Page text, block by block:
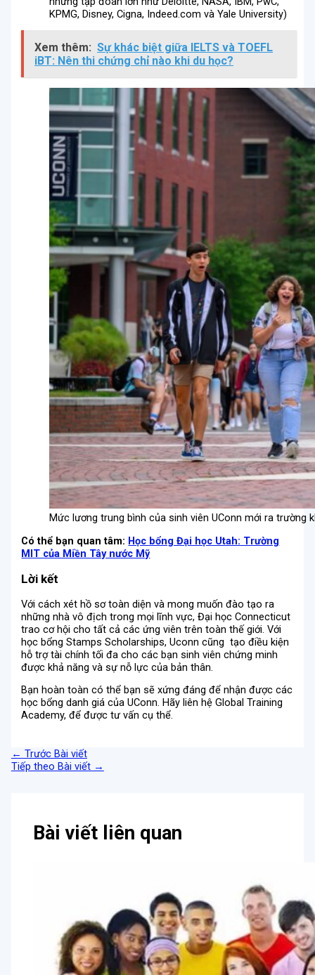
KPMG, Disney, Cigna, Indeed.com và Yale University)
Xem thêm: Sự khác biệt giữa IELTS và TOEFL
iBT: Nên thi chứng chỉ nào khi du học?
Mức lương trung bình của sinh viên UConn mới ra trường
Có thể bạn quan tâm: Học bổng Đại học Utah: Trường
MIT của Miền Tây nước Mỹ
Lời kết
Với cách xét hồ sơ toàn diện và mong muốn đào tạo ra
những nhà vô địch trong mọi lĩnh vực, Đại học Connecticut
trao cơ hội cho tất cả các ứng viên trên toàn thế giới. Với
học bổng Stamps Scholarships, Uconn cũng tạo điều kiện
hỗ trợ tài chính tối đa cho các bạn sinh viên chứng minh
được khả năng và sự nỗ lực của bản thân.
Bạn hoàn toàn có thể bạn sẽ xứng đáng để nhận được các
học bổng danh giá của UConn. Hãy liên hệ Global Training
Academy, để được tư vấn cụ thể.
← Trước Bài viết
Tiếp theo Bài viết →
Bài viết liên quan